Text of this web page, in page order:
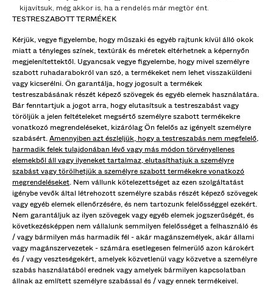
kijavítsuk, még akkor is, ha a rendelés már megtör ént.
TESTRESZABOTT TERMÉKEK
Kérjük, vegye figyelembe, hogy műszaki és egyéb rajtunk kívül álló okok
miatt a tényleges színek, textúrák és méretek eltérhetnek a képernyőn
megjelenítettektől. Ugyancsak vegye figyelembe, hogy mivel személyre
szabott ruhadarabokról van szó, a termékeket nem lehet visszaküldeni
vagy kicserélni. Ön garantálja, hogy jogosult a termékek
testreszabásának részét képező szövegek és egyéb elemek használatára.
Bár fenntartjuk a jogot arra, hogy elutasítsuk a testreszabást vagy
töröljük a jelen feltételeket megsértő személyre szabott termékekre
vonatkozó megrendeléseket, kizárólag Ön felelős az igényelt személyre
szabásért.Amennyiben azt észleljük, hogy a testreszabás nem megfelelő,
harmadik felek tulajdonában lévő vagy más módon törvényellenes
elemekből áll vagy ilyeneket tartalmaz, elutasíthatjuk a személyre
szabást vagy törölhetjük a személyre szabott termékekre vonatkozó
megrendeléseket. Nem vállunk kötelezettséget az ezen szolgáltatást
igénybe vevők által létrehozott személyre szabás részét képező szövegek
vagy egyéb elemek ellenőrzésére, és nem tartozunk felelősséggel ezekért.
Nem garantáljuk az ilyen szövegek vagy egyéb elemek jogszerűségét, és
következésképpen nem vállalunk semmilyen felelősséget a felhasználó és
/ vagy bármilyen más harmadik fél - akár magánszemélyek, akár állami
vagy magánszervezetek - számára esetlegesen felmerülő azon károkért
és / vagy veszteségekért, amelyek közvetlenül vagy közvetve a személyre
szabás használatából erednek vagy amelyek bármilyen kapcsolatban
állnak az említett személyre szabással és / vagy ennek termékeivel.